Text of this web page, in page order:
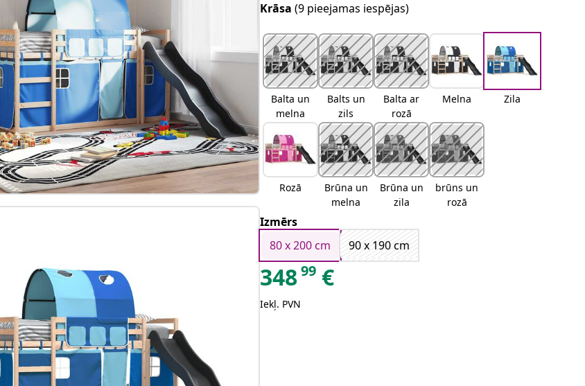
Krāsa(9 pieejamas iespējas)
Balta un
melna
Balts un
zils
Balta ar
rozā
Melna Zila
Rozā
Brūna un
melna
Brūna un
zila
brūns un
rozā
Izmērs
80 x 200 cm
90 x 190 cm
34899 €
Iekļ. PVN